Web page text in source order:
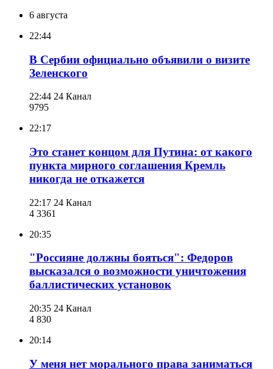
6 августа
22:44
В Сербии официально объявили о визите
Зеленского
22:44 24 Канал
9795
22:17
Это станет концом для Путина: от какого
пункта мирного соглашения Кремль
никогда не откажется
22:17 24 Канал
4 3361
20:35
"Россияне должны бояться": Федоров
высказался о возможности уничтожения
баллистических установок
20:35 24 Канал
4 830
20:14
У меня нет морального права заниматься